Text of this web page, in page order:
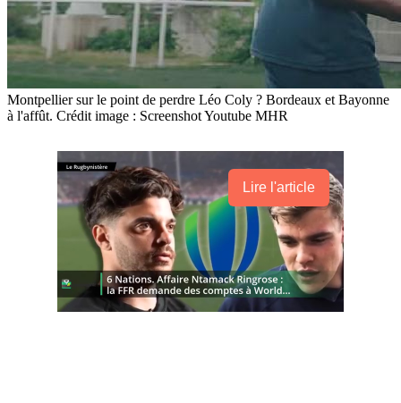
Montpellier sur le point de perdre Léo Coly ? Bordeaux et Bayonne
à l'affût. Crédit image : Screenshot Youtube MHR
Lire l'article